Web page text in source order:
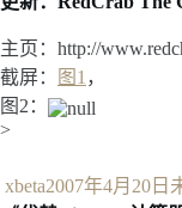
主页：http://
截屏：
图1 ，
图2：
>
作
xbeta发
2007年4月20日